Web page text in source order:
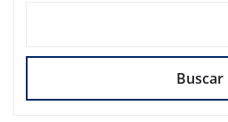
Buscar